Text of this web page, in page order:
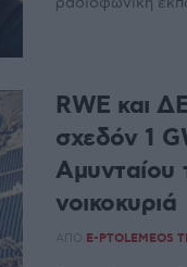
RWE και
σχεδόν 1
νοικοκυριά
ΑΠΌ E-PTOLEMEOS